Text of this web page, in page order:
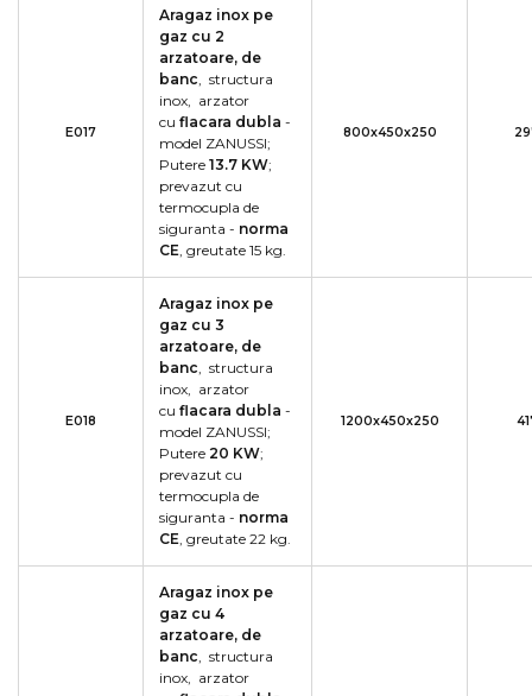
E017
Aragaz inox pe
gaz cu 2
arzatoare, de
banc, structura
inox, arzator
cu flacara dubla -
model ZANUSSI;
Putere 13.7 KW;
prevazut cu
termocupla de
siguranta - norma
CE, greutate 15 kg.
800x450x250
E018
Aragaz inox pe
gaz cu 3
arzatoare, de
banc, structura
inox, arzator
cu flacara dubla -
model ZANUSSI;
Putere 20 KW;
prevazut cu
termocupla de
siguranta - norma
CE, greutate 22 kg.
1200x450x250
Aragaz inox pe
gaz cu 4
arzatoare, de
banc, structura
inox, arzator